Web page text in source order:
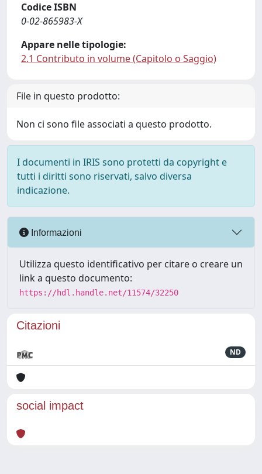
Codice ISBN
0-02-865983-X
Appare nelle tipologie:
2.1 Contributo in volume (Capitolo o Saggio)
File in questo prodotto:
Non ci sono file associati a questo prodotto.
I documenti in IRIS sono protetti da copyright e
tutti i diritti sono riservati, salvo diversa
indicazione.
Informazioni
Utilizza questo identificativo per citare o creare un
link a questo documento:
https://hdl.handle.net/11574/32250
Citazioni
ND
social impact